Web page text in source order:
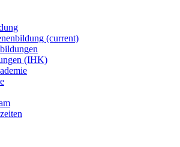
(current)
(IHK)